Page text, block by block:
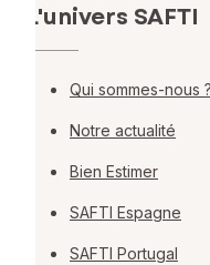
L'univers SAFTI
Qui sommes-nous ?
Notre actualité
Bien Estimer
SAFTI Espagne
SAFTI Portugal